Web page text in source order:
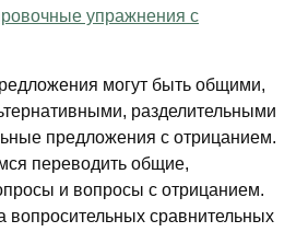
упражнения с
могут быть общими,
разделительными
предложения с отрицанием.
переводить общие,
и вопросы с отрицанием.
вопросительных сравнительных